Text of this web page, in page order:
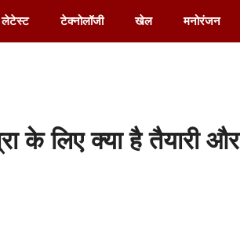
लेटेस्ट टेक्नोलॉजी खेल मनोरंजन
के लिए क्या है तैयारी और